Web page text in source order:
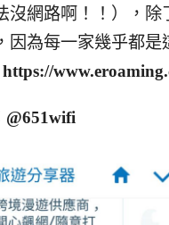
沒網路啊！！），
因為每一家幾乎都是
@651wifi